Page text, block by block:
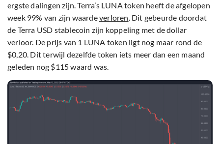
ergste dalingen zijn. Terra’s LUNA token heeft de afgelopen
week 99% van zijn waardeverloren. Dit gebeurde doordat
de Terra USD stablecoin zijn koppeling met de dollar
verloor. De prijs van 1 LUNA token ligt nog maar rond de
$0,20. Dit terwijl dezelfde token iets meer dan een maand
geleden nog $115 waard was.